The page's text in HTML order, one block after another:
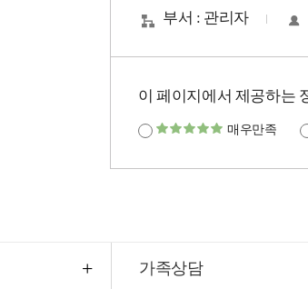
부서 : 관리자
이 페이지에서 제공하는
매우만족
가족상담